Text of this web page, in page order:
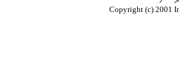
Copyright (c) 2001